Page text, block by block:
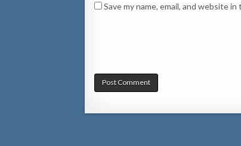
Save my name, email, and website